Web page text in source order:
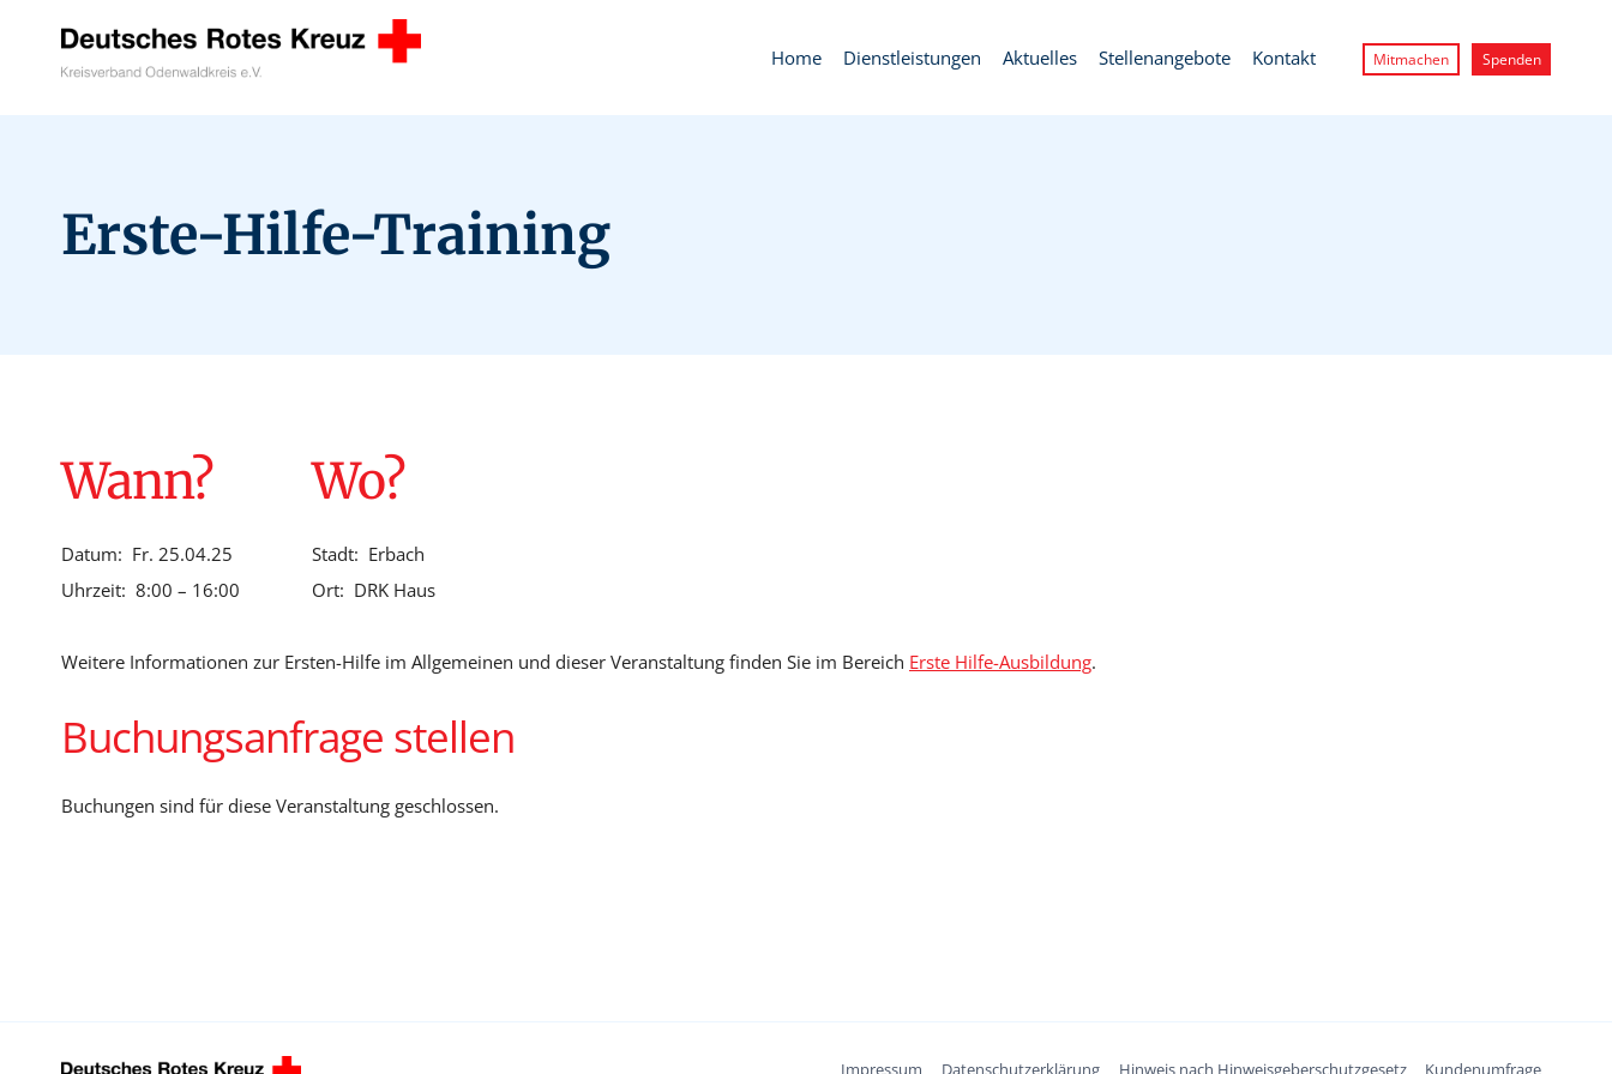
Home Dienstleistungen Aktuelles Stellenangebote Kontakt Mitmachen Spenden
Erste-Hilfe-Training
Wann?
Datum: Fr. 25.04.25
Uhrzeit: 8:00 – 16:00
Wo?
Stadt: Erbach
Ort: DRK Haus
Weitere Informationen zur Ersten-Hilfe im Allgemeinen und dieser Veranstaltung finden Sie im Bereich Erste Hilfe-Ausbildung.
Buchungsanfrage stellen
Buchungen sind für diese Veranstaltung geschlossen.
Impressum Datenschutzerklärung Hinweis nach Hinweisgeberschutzgesetz Kundenumfrage